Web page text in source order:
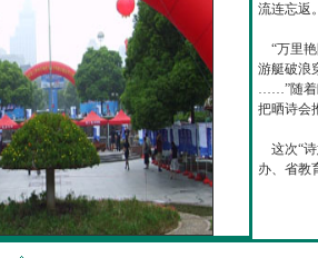
流连忘返
“万里艳
游艇破浪
……”随着
把晒诗会
这次“诗
办、省教